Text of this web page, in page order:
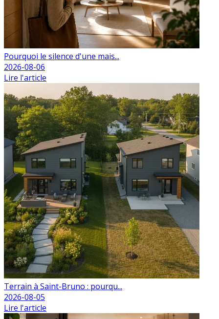
Pourquoi le silence d'une mais...
2026-08-06
Lire l'article
Terrain à Saint-Bruno : pourqu...
2026-08-05
Lire l'article